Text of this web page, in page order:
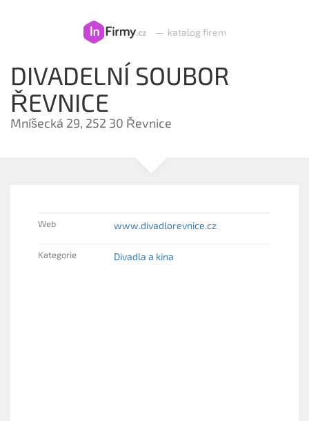
— katalog firem
DIVADELNÍ SOUBOR
ŘEVNICE
Mníšecká 29, 252 30 Řevnice
Web www.divadlorevnice.cz
Kategorie Divadla a kina